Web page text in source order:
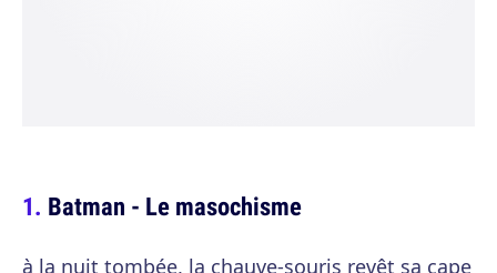
Batman - Le masochisme
à la nuit tombée, la chauve-souris revêt sa cape